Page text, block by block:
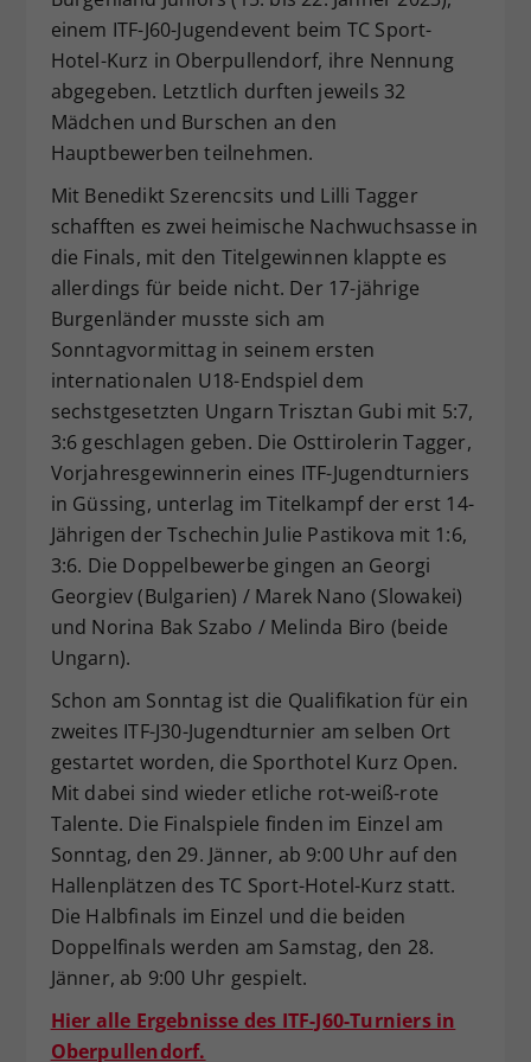
einem ITF-J60-Jugendevent beim TC Sport-
Hotel-Kurz in Oberpullendorf, ihre Nennung
abgegeben. Letztlich durften jeweils 32
Mädchen und Burschen an den
Hauptbewerben teilnehmen.
Mit Benedikt Szerencsits und Lilli Tagger
schafften es zwei heimische Nachwuchsasse in
die Finals, mit den Titelgewinnen klappte es
allerdings für beide nicht. Der 17-jährige
Burgenländer musste sich am
Sonntagvormittag in seinem ersten
internationalen U18-Endspiel dem
sechstgesetzten Ungarn Trisztan Gubi mit 5:7,
3:6 geschlagen geben. Die Osttirolerin Tagger,
Vorjahresgewinnerin eines ITF-Jugendturniers
in Güssing, unterlag im Titelkampf der erst 14-
Jährigen der Tschechin Julie Pastikova mit 1:6,
3:6. Die Doppelbewerbe gingen an Georgi
Georgiev (Bulgarien) / Marek Nano (Slowakei)
und Norina Bak Szabo / Melinda Biro (beide
Ungarn).
Schon am Sonntag ist die Qualifikation für ein
zweites ITF-J30-Jugendturnier am selben Ort
gestartet worden, die Sporthotel Kurz Open.
Mit dabei sind wieder etliche rot-weiß-rote
Talente. Die Finalspiele finden im Einzel am
Sonntag, den 29. Jänner, ab 9:00 Uhr auf den
Hallenplätzen des TC Sport-Hotel-Kurz statt.
Die Halbfinals im Einzel und die beiden
Doppelfinals werden am Samstag, den 28.
Jänner, ab 9:00 Uhr gespielt.
Hier alle Ergebnisse des ITF-J60-Turniers in
Oberpullendorf.
Zweck
Dieser Wert speichert Ihre Consent-
Einstellungen. Unter anderem eine
zufällig generierte ID, für die
historische Speicherung Ihrer
vorgenommen Einstellungen, falls der
Webseiten-Betreiber dies eingestellt
hat.